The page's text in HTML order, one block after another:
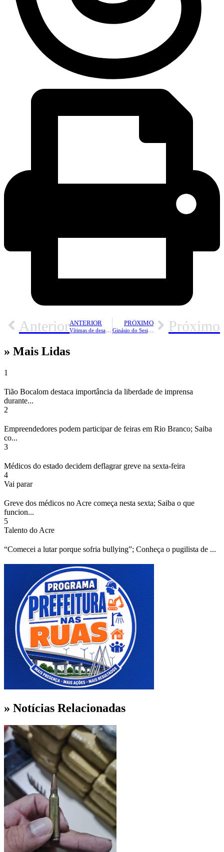
AnteriorANTERIOR PRÓXIMO Próximo
» Mais Lidas
1
Tião Bocalom destaca importância da liberdade de imprensa
durante...
2
Empreendedores podem participar de feiras em Rio Branco; Saiba
co...
3
Médicos do estado decidem deflagrar greve na sexta-feira
4
Vai parar
Greve dos médicos no Acre começa nesta sexta; Saiba o que
funcion...
5
Talento do Acre
“Comecei a lutar porque sofria bullying”; Conheça o pugilista de ...
» Notícias Relacionadas